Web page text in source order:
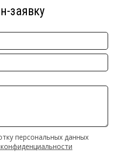
заявку
персональных данных